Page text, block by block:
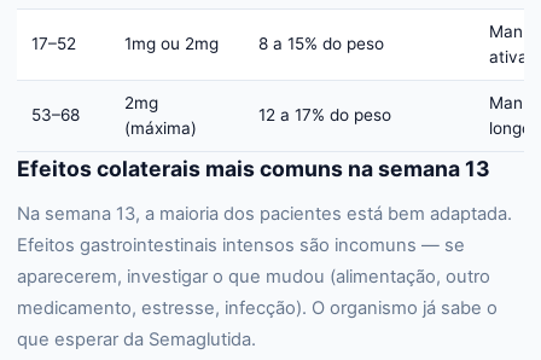
17–52 1mg ou 2mg 8 a 15% do peso
ativa
53–68
2mg
(máxima)
12 a 17% do peso
longo
Efeitos colaterais mais comuns na semana 13
Na semana 13, a maioria dos pacientes está bem adaptada.
Efeitos gastrointestinais intensos são incomuns — se
aparecerem, investigar o que mudou (alimentação, outro
medicamento, estresse, infecção). O organismo já sabe o
que esperar da Semaglutida.